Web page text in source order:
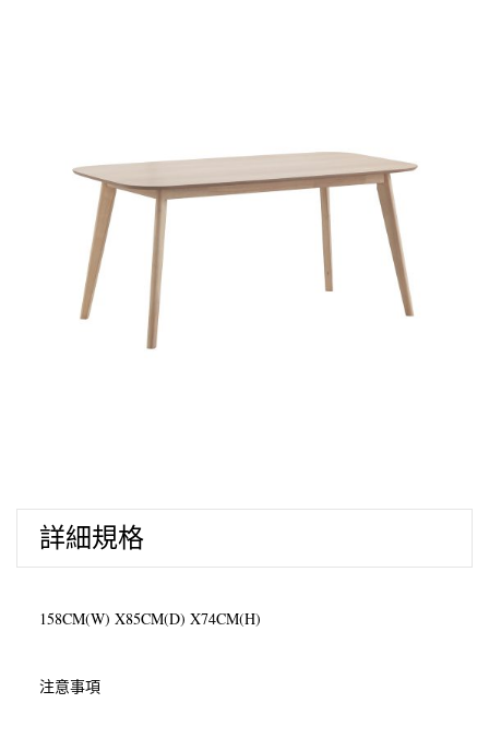
詳細規格
158CM(W) X85CM(D) X74CM(H)
注意事項